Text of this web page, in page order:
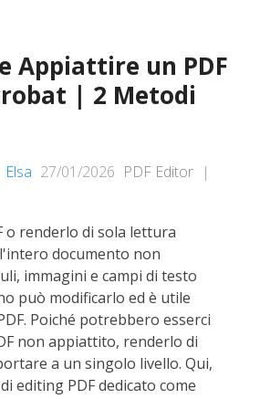
Appiattire un PDF
| 2 Metodi
Elsa 27/01/2026 PDF Editor |
o renderlo di sola lettura
documento non
immagini e campi di testo
può modificarlo ed è utile
Poiché potrebbero esserci
non appiattito, renderlo di
a un singolo livello. Qui,
editing PDF dedicato come